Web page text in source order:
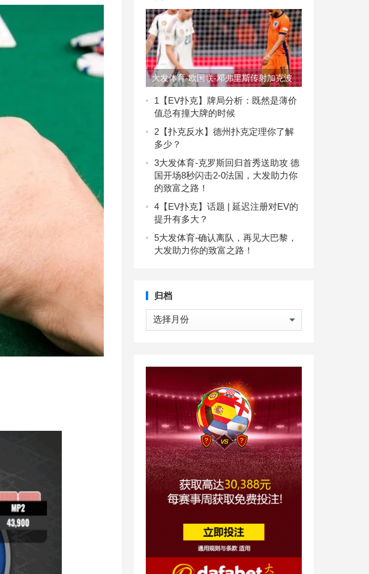
大发体育-欧国联-邓弗里斯传射加克波
破门，大发助力你的致富之路！
1 【EV扑克】牌局分析：既然是薄价
值总有撞大牌的时候
2 【扑克反水】德州扑克定理你了解
多少？
3大发体育-克罗斯回归首秀送助攻 德
国开场8秒闪击2-0法国，大发助力你
的致富之路！
4 【EV扑克】话题 | 延迟注册对EV的
提升有多大？
5大发体育-确认离队，再见大巴黎，
大发助力你的致富之路！
归档
归